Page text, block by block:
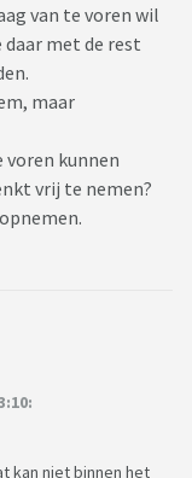
van te voren wil
met de rest
maar
voren kunnen
vrij te nemen?
kan niet binnen het